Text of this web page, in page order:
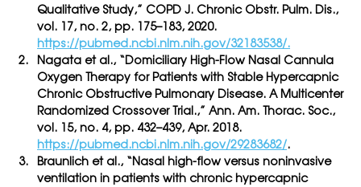
Qualitative Study,” COPD J. Chronic Obstr. Pulm. Dis.,
vol. 17, no. 2, pp. 175–183, 2020.
https://pubmed.ncbi.nlm.nih.gov/32183538/.
Nagata et al., “Domiciliary High-Flow Nasal Cannula
Oxygen Therapy for Patients with Stable Hypercapnic
Chronic Obstructive Pulmonary Disease. A Multicenter
Randomized Crossover Trial.,” Ann. Am. Thorac. Soc.,
vol. 15, no. 4, pp. 432–439, Apr. 2018.
https://pubmed.ncbi.nlm.nih.gov/29283682/.
Braunlich et al., “Nasal high-flow versus noninvasive
ventilation in patients with chronic hypercapnic